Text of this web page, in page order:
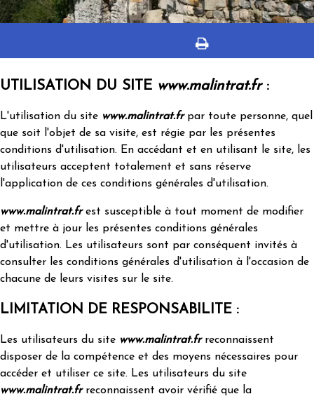
UTILISATION DU SITE www.malintrat.fr:
L'utilisation du site www.malintrat.frpar toute personne, quel
que soit l'objet de sa visite, est régie par les présentes
conditions d'utilisation. En accédant et en utilisant le site, les
utilisateurs acceptent totalement et sans réserve
l'application de ces conditions générales d'utilisation.
www.malintrat.frest susceptible à tout moment de modifier
et mettre à jour les présentes conditions générales
d'utilisation. Les utilisateurs sont par conséquent invités à
consulter les conditions générales d'utilisation à l'occasion de
chacune de leurs visites sur le site.
LIMITATION DE RESPONSABILITE :
Les utilisateurs du site www.malintrat.frreconnaissent
disposer de la compétence et des moyens nécessaires pour
accéder et utiliser ce site. Les utilisateurs du site
www.malintrat.frreconnaissent avoir vérifié que la